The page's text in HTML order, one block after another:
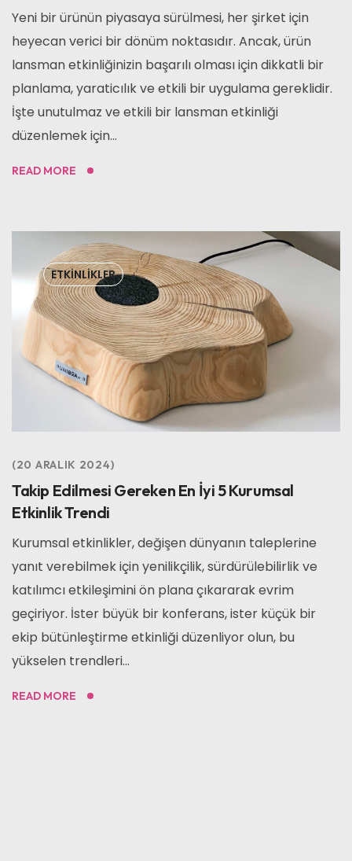
Yeni bir ürünün piyasaya sürülmesi, her şirket için
heyecan verici bir dönüm noktasıdır. Ancak, ürün
lansman etkinliğinizin başarılı olması için dikkatli bir
planlama, yaraticılık ve etkili bir uygulama gereklidir.
İşte unutulmaz ve etkili bir lansman etkinliği
düzenlemek için...
READ MORE
ETKINLIKLER
20 ARALIK 2024
Takip Edilmesi Gereken En İyi 5 Kurumsal
Etkinlik Trendi
Kurumsal etkinlikler, değişen dünyanın taleplerine
yanıt verebilmek için yenilikçilik, sürdürülebilirlik ve
katılımcı etkileşimini ön plana çıkararak evrim
geçiriyor. İster büyük bir konferans, ister küçük bir
ekip bütünleştirme etkinliği düzenliyor olun, bu
yükselen trendleri...
READ MORE